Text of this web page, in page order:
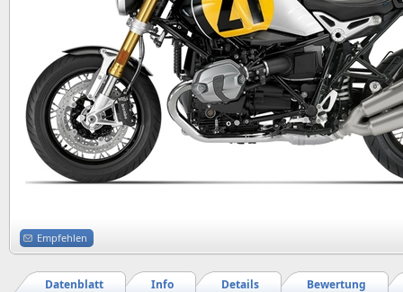
Empfehlen
Bewertung
Details
Info
Datenblatt